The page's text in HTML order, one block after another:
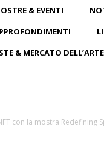
& EVENTI
& MERCATO DELL’ARTE
con la mostra Redefining